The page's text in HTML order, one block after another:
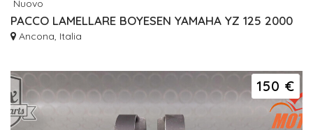
Nuovo
PACCO LAMELLARE BOYESEN YAMAHA YZ 125 2000
Ancona, Italia
150 €